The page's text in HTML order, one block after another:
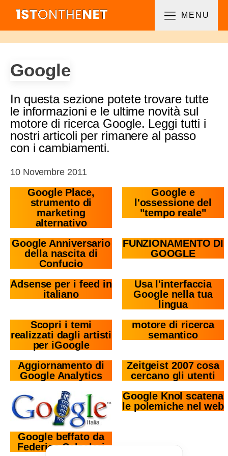
MENU
Google
In questa sezione potete trovare tutte
le informazioni e le ultime novità sul
motore di ricerca Google. Leggi tutti i
nostri articoli per rimanere al passo
con i cambiamenti.
10 Novembre 2011
Google Place,
strumento di
marketing
alternativo
Google e
l'ossessione del
"tempo reale"
Google Anniversario
della nascita di
Confucio
FUNZIONAMENTO DI
GOOGLE
Adsense per i feed in
italiano
Usa l'interfaccia
Google nella tua
lingua
Scopri i temi
realizzati dagli artisti
per iGoogle
motore di ricerca
semantico
Aggiornamento di
Google Analytics
Zeitgeist 2007 cosa
cercano gli utenti
Google beffato da
Federico Calzolari
Google Knol scatena
le polemiche nel web